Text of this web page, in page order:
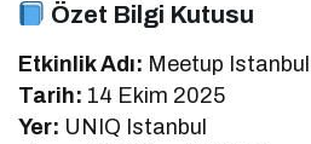
Özet Bilgi Kutusu
Etkinlik Adı: Meetup
Tarih: 14 Ekim 2025
Yer: UNIQ Istanbul